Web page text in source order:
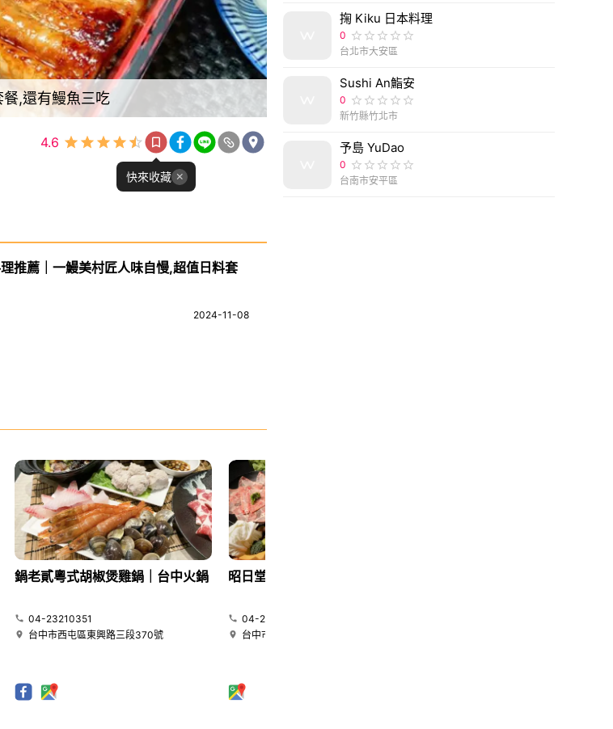
,還有鰻魚三吃 台中市西區台中日式料理推薦｜一鰻美村匠人味自
4.6
快來收藏
推薦｜一鰻美村匠人味自慢,超值日料套
2024-11-08
鍋老貳粵式胡椒煲雞鍋｜台中火鍋
04-23210351
台中市西屯區東興路三段370號
昭日堂鍋煮｜台中火鍋
04-22580269
台中市南屯區大墩十一街345號
掬 Kiku 日本料理
0
台北市大安區
Sushi An鮨安
0
新竹縣竹北市
予島 YuDao
0
台南市安平區